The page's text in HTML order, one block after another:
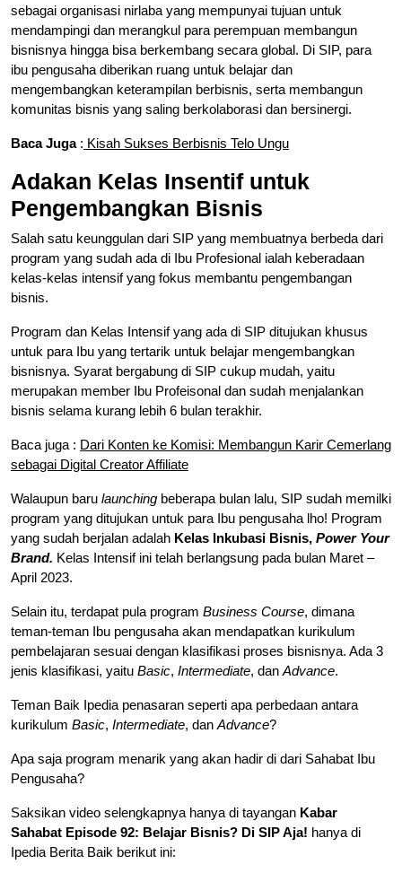
sebagai organisasi nirlaba yang mempunyai tujuan untuk
mendampingi dan merangkul para perempuan membangun
bisnisnya hingga bisa berkembang secara global. Di SIP, para
ibu pengusaha diberikan ruang untuk belajar dan
mengembangkan keterampilan berbisnis, serta membangun
komunitas bisnis yang saling berkolaborasi dan bersinergi.
Baca Juga: Kisah Sukses Berbisnis Telo Ungu
Adakan Kelas Insentif untuk
Pengembangkan Bisnis
Salah satu keunggulan dari SIP yang membuatnya berbeda dari
program yang sudah ada di Ibu Profesional ialah keberadaan
kelas-kelas intensif yang fokus membantu pengembangan
bisnis.
Program dan Kelas Intensif yang ada di SIP ditujukan khusus
untuk para Ibu yang tertarik untuk belajar mengembangkan
bisnisnya. Syarat bergabung di SIP cukup mudah, yaitu
merupakan member Ibu Profeisonal dan sudah menjalankan
bisnis selama kurang lebih 6 bulan terakhir.
Baca juga : Dari Konten ke Komisi: Membangun Karir Cemerlang
sebagai Digital Creator Affiliate
Walaupun baru launching beberapa bulan lalu, SIP sudah memilki
program yang ditujukan untuk para Ibu pengusaha lho! Program
yang sudah berjalan adalah Kelas Inkubasi Bisnis, Power Your
Brand. Kelas Intensif ini telah berlangsung pada bulan Maret –
April 2023.
Selain itu, terdapat pula program Business Course, dimana
teman-teman Ibu pengusaha akan mendapatkan kurikulum
pembelajaran sesuai dengan klasifikasi proses bisnisnya. Ada 3
jenis klasifikasi, yaitu Basic, Intermediate, danAdvance.
Teman Baik Ipedia penasaran seperti apa perbedaan antara
kurikulum Basic, Intermediate, danAdvance?
Apa saja program menarik yang akan hadir di dari Sahabat Ibu
Pengusaha?
Saksikan video selengkapnya hanya di tayangan Kabar
Sahabat Episode 92: Belajar Bisnis? Di SIP Aja! hanya di
Ipedia Berita Baik berikut ini: